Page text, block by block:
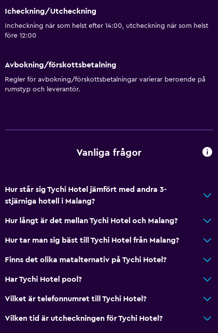
Icheckning/Utcheckning
Incheckning när som helst efter 14:00, utcheckning när som helst
före 12:00
Avbokning/förskottsbetalning
Regler för avbokning/förskottsbetalningar varierar beroende på
rumstyp och leverantör.
Vanliga frågor
Hur står sig Tychi Hotel jämfört med andra 3-
stjärniga hotell i Malang?
Hur långt är det mellan Tychi Hotel och Malang?
Hur tar man sig bäst till Tychi Hotel från Malang?
Finns det olika matalternativ på Tychi Hotel?
Har Tychi Hotel pool?
Vilket är telefonnumret till Tychi Hotel?
Vilken tid är utcheckningen för Tychi Hotel?